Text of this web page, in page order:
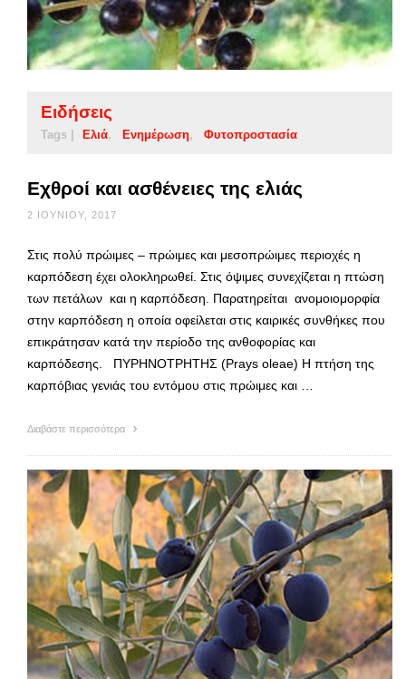
Ειδήσεις
Tags | Ελιά Ενημέρωση Φυτοπροστασία
Εχθροί και ασθένειες της ελιάς
2 ΙΟΥΝΊΟΥ, 2017
Στις πολύ πρώιμες – πρώιμες και μεσοπρώιμες περιοχές η
καρπόδεση έχει ολοκληρωθεί. Στις όψιμες συνεχίζεται η πτώση
των πετάλων και η καρπόδεση. Παρατηρείται ανομοιομορφία
στην καρπόδεση η οποία οφείλεται στις καιρικές συνθήκες που
επικράτησαν κατά την περίοδο της ανθοφορίας και
καρπόδεσης. ΠΥΡΗΝΟΤΡΗΤΗΣ (Prays oleae) Η πτήση της
καρπόβιας γενιάς του εντόμου στις πρώιμες και …
Διαβάστε περισσότερα